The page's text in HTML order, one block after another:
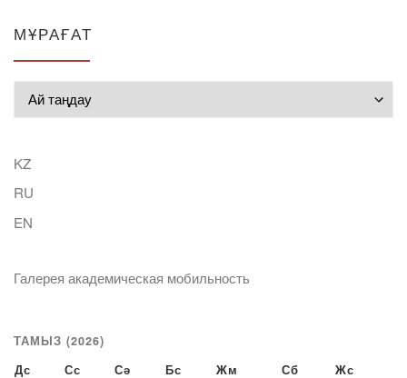
МҰРАҒАТ
KZ
RU
EN
Галерея академическая мобильность
ТАМЫЗ (2026)
Дс Сс Сә Бс Жм Сб Жс